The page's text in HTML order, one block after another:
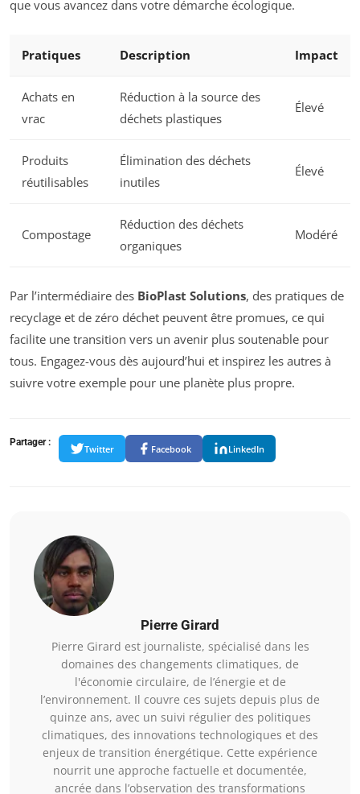
que vous avancez dans votre démarche écologique.
Pratiques Description Impact
Achats en
vrac
Réduction à la source des
déchets plastiques
Élevé
Produits
réutilisables
Élimination des déchets
inutiles
Élevé
Compostage
Réduction des déchets
organiques
Modéré
Par l’intermédiaire des BioPlast Solutions, des pratiques de
recyclage et de zéro déchet peuvent être promues, ce qui
facilite une transition vers un avenir plus soutenable pour
tous. Engagez-vous dès aujourd’hui et inspirez les autres à
suivre votre exemple pour une planète plus propre.
Partager :
Twitter Facebook LinkedIn
Pierre Girard
Pierre Girard est journaliste, spécialisé dans les
domaines des changements climatiques, de
l'économie circulaire, de l’énergie et de
l’environnement. Il couvre ces sujets depuis plus de
quinze ans, avec un suivi régulier des politiques
climatiques, des innovations technologiques et des
enjeux de transition énergétique. Cette expérience
nourrit une approche factuelle et documentée,
ancrée dans l’observation des transformations